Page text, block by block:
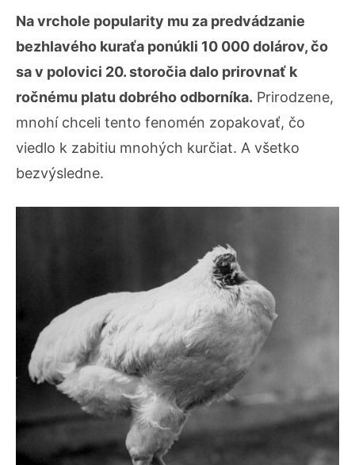
Na vrchole popularity mu za predvádzanie
bezhlavého kuraťa ponúkli 10 000 dolárov, čo
sa v polovici 20. storočia dalo prirovnať k
ročnému platu dobrého odborníka. Prirodzene,
mnohí chceli tento fenomén zopakovať, čo
viedlo k zabitiu mnohých kurčiat. A všetko
bezvýsledne.